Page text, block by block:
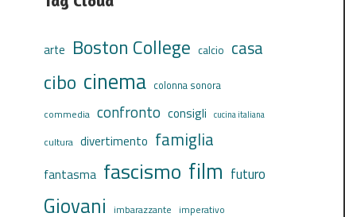
arte Boston College calcio casa
cibo cinema colonna sonora
commedia confronto consigli cucina italiana
cultura divertimento famiglia
fantasma fascismo film futuro
Giovani imbarazzante imperativo